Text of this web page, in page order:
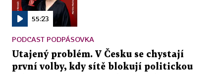
55:23
PODCAST PODPÁSOVKA
Utajený problém. V Česku se chystají
první volby, kdy sítě blokují politickou